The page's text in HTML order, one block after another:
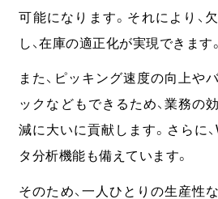
可能になります。それにより、
し、在庫の適正化が実現できます。
また、ピッキング速度の向上や
ックなどもできるため、業務の
減に大いに貢献します。さらに
タ分析機能も備えています。
そのため、一人ひとりの生産性